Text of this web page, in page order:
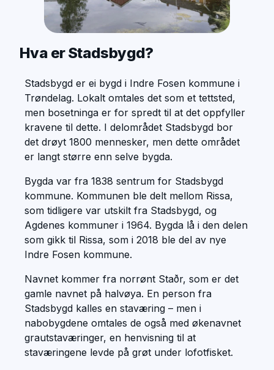
Hva er Stadsbygd?
Stadsbygd er ei bygd i Indre Fosen kommune i
Trøndelag. Lokalt omtales det som et tettsted,
men bosetninga er for spredt til at det oppfyller
kravene til dette. I delområdet Stadsbygd bor
det drøyt 1800 mennesker, men dette området
er langt større enn selve bygda.
Bygda var fra 1838 sentrum for Stadsbygd
kommune. Kommunen ble delt mellom Rissa,
som tidligere var utskilt fra Stadsbygd, og
Agdenes kommuner i 1964. Bygda lå i den delen
som gikk til Rissa, som i 2018 ble del av nye
Indre Fosen kommune.
Navnet kommer fra norrønt Staðr, som er det
gamle navnet på halvøya. En person fra
Stadsbygd kalles en staværing – men i
nabobygdene omtales de også med økenavnet
grautstaværinger, en henvisning til at
staværingene levde på grøt under lofotfisket.